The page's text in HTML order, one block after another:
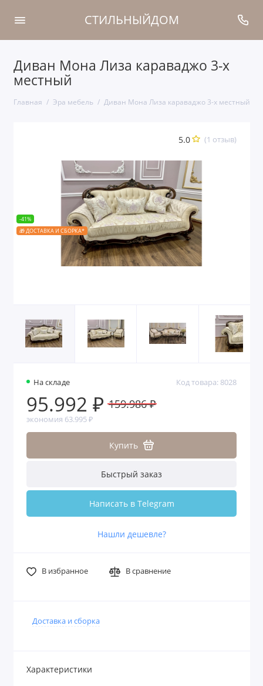
СТИЛЬНЫЙДОМ
Диван Мона Лиза караваджо 3-х
местный
Главная Эра мебель Диван Мона Лиза караваджо 3-х местный
-41%
🎁 ДОСТАВКА И СБОРКА*
5.0 (1 отзыв)
На складе Код товара: 8028
95.992 ₽ 159.986 ₽
экономия 63.995 ₽
Купить
Быстрый заказ
Написать в Telegram
Нашли дешевле?
В избранное В сравнение
Доставка и сборка
Характеристики